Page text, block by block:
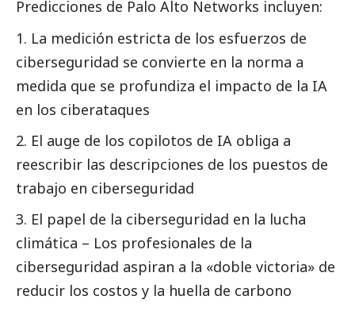
Predicciones de Palo Alto Networks incluyen:
La medición estricta de los esfuerzos de
ciberseguridad se convierte en la norma a
medida que se profundiza el impacto de la IA
en los ciberataques
El auge de los copilotos de IA obliga a
reescribir las descripciones de los puestos de
trabajo en ciberseguridad
El papel de la ciberseguridad en la lucha
climática – Los profesionales de la
ciberseguridad aspiran a la «doble victoria» de
reducir los costos y la huella de carbono